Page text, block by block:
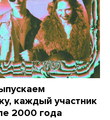
каждый участник
2000 года